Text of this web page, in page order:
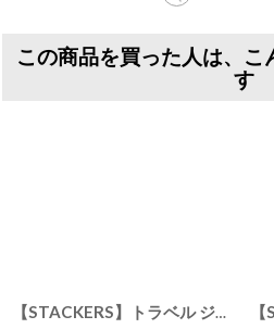
この商品を買った人は、こ
す
【STACKERS】トラベル ジュエリーボックス M ラベンダー Lavender スタッカーズ